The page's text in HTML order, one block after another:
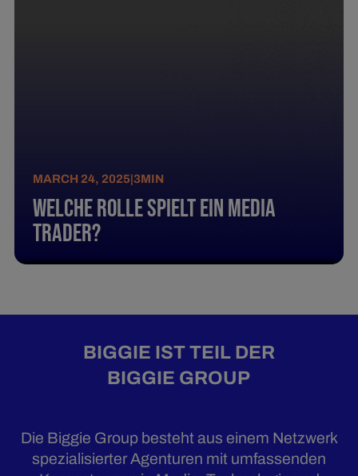
MARCH 24, 2025 |3MIN
Welche Rolle spielt ein Media
Trader?
BIGGIE IST TEIL DER
BIGGIE GROUP
Die Biggie Group besteht aus einem Netzwerk
spezialisierter Agenturen mit umfassenden